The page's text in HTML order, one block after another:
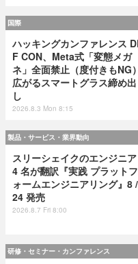
国際
ハッキングカンファレンス
F CON、Meta式「変態メガ
ネ」全面禁止（度付きもNG）
広がるスマートグラス締め出
し
2026.8.3 Mon 8:15
製品・サービス・業界動向
スリーシェイクのエンジニア
4 名が翻訳『実践 プラットフ
ォームエンジニアリング』8 /
24 発売
2026.8.7 Fri 8:00
研修・セミナー・カンファレンス